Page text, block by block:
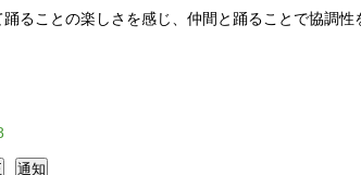
ることの楽しさを感じ、仲間と踊ることで協調